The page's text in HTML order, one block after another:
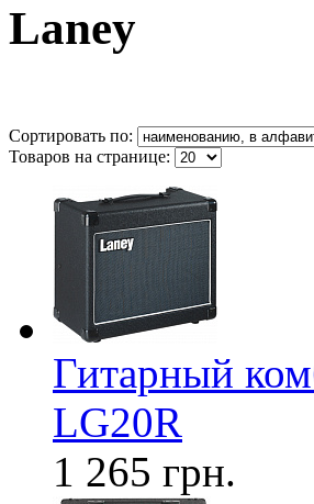
Laney
Сортировать по:
Товаров на странице:
Гитарный
LG20R
1 265 грн.